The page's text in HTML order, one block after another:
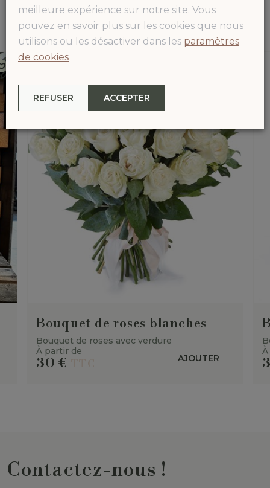
gamme complète de produits
Bouquet de roses blanches
Bouquet de roses avec verdure
À partir de
30 € AJOUTER
Contactez-nous !
meilleure expérience sur notre site. Vous
pouvez en savoir plus sur les cookies que nous
utilisons ou les désactiver dans les paramètres
de cookies
REFUSER ACCEPTER